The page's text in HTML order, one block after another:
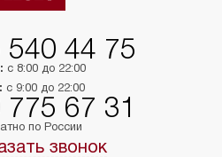
540 44 75
с 8:00 до 22:00
с 9:00 до 22:00
67 31
по России
звонок